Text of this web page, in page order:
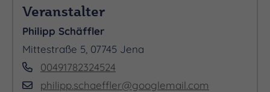
Veranstalter
Philipp Schäffler
Mittestraße 5, 07745 Jena
00491782324524
philipp.schaeffler@googlemail.com